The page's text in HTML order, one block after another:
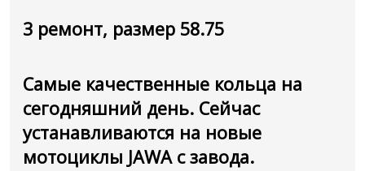
3 ремонт, размер 58.75
Самые качественные кольца на
сегодняшний день. Сейчас
устанавливаются на новые
мотоциклы JAWA с завода.